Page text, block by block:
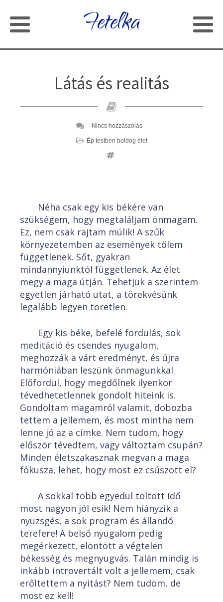
Fetelka
Látás és realitás
Nincs hozzászólás
Ép testben boldog élet
Néha csak egy kis békére van
szükségem, hogy megtaláljam önmagam.
Ez, nem csak rajtam múlik! A szűk
környezetemben az események tőlem
függetlenek. Sőt, gyakran
mindannyiunktól függetlenek. Az élet
megy a maga útján. Tehetjük a szerintem
egyetlen járható utat, a törekvésünk
legalább legyen töretlen.
Egy kis béke, befelé fordulás, sok
meditáció és csendes nyugalom,
meghozzák a várt eredményt, és újra
harmóniában leszünk önmagunkkal.
Előfordul, hogy megdőlnek ilyenkor
tévedhetetlennek gondolt hiteink is.
Gondoltam magamról valamit, dobozba
tettem a jellemem, és most mintha nem
lenne jó az a címke. Nem tudom, hogy
először tévedtem, vagy változtam csupán?
Minden életszakasznak megvan a maga
fókusza, lehet, hogy most ez csúszott el?
A sokkal több egyedül töltött idő
most nagyon jól esik! Nem hiányzik a
nyüzsgés, a sok program és állandó
terefere! A belső nyugalom pedig
megérkezett, elöntött a végtelen
békesség és megnyugvás. Talán mindig is
inkább introvertált volt a jellemem, csak
erőltettem a nyitást? Nem tudom, de
most ez kell!